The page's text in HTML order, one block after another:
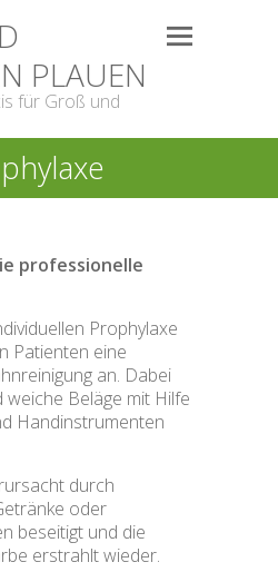
PLAUEN
für Groß und
professionelle
Prophylaxe
Patienten eine
an. Dabei
Beläge mit Hilfe
Handinstrumenten
durch
oder
beseitigt und die
erstrahlt wieder.